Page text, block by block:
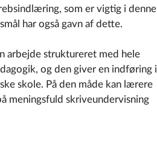
som er vigtig i denne
har også gavn af dette.
arbejde struktureret med hele
og den giver en indføring i
skole. På den måde kan lærere
meningsfuld skriveundervisning